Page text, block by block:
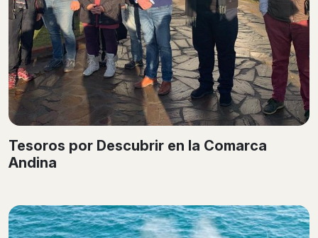
Tesoros por Descubrir en la Comarca
Andina